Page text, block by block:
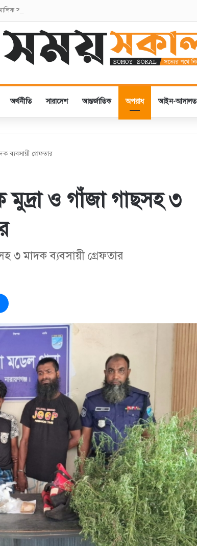
সমিতির নতুন কমিটির অভিষেক
অর্থনীতি সারাদেশ আন্তর্জাতিক অপরাধ আইন-আদালত
ব্যবসায়ী গ্রেফতার
মুদ্রা ও গাঁজা গাছসহ ৩
৩ মাদক ব্যবসায়ী গ্রেফতার